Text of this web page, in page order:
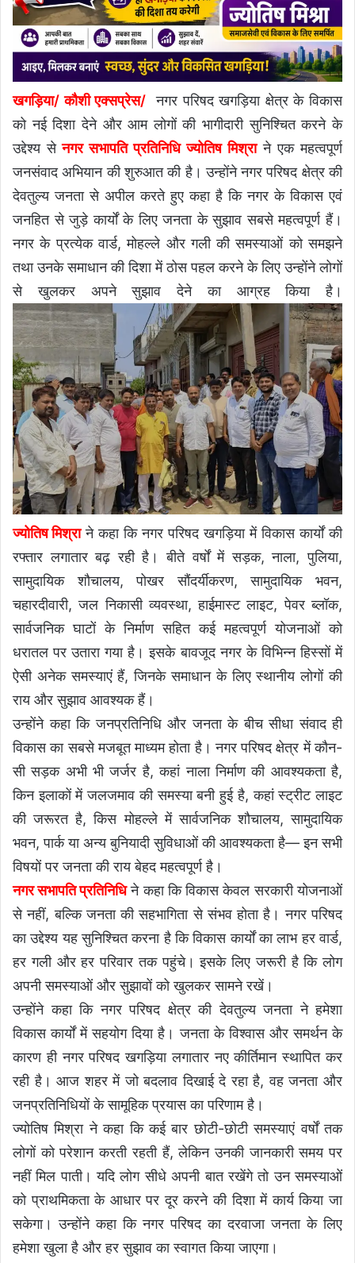
खगड़िया/ कौशी एक्सप्रेस/ नगर परिषद खगड़िया क्षेत्र के विकास
को नई दिशा देने और आम लोगों की भागीदारी सुनिश्चित करने के
उद्देश्य सेनगर सभापति प्रतिनिधि ज्योतिष मिश्राने एक महत्वपूर्ण
जनसंवाद अभियान की शुरुआत की है। उन्होंने नगर परिषद क्षेत्र की
देवतुल्य जनता से अपील करते हुए कहा है कि नगर के विकास एवं
जनहित से जुड़े कार्यों के लिए जनता के सुझाव सबसे महत्वपूर्ण हैं।
नगर के प्रत्येक वार्ड, मोहल्ले और गली की समस्याओं को समझने
तथा उनके समाधान की दिशा में ठोस पहल करने के लिए उन्होंने लोगों
से खुलकर अपने सुझाव देने का आग्रह किया है।
ज्योतिष मिश्राने कहा कि नगर परिषद खगड़िया में विकास कार्यों की
रफ्तार लगातार बढ़ रही है। बीते वर्षों में सड़क, नाला, पुलिया,
सामुदायिक शौचालय, पोखर सौंदर्यीकरण, सामुदायिक भवन,
चहारदीवारी, जल निकासी व्यवस्था, हाईमास्ट लाइट, पेवर ब्लॉक,
सार्वजनिक घाटों के निर्माण सहित कई महत्वपूर्ण योजनाओं को
धरातल पर उतारा गया है। इसके बावजूद नगर के विभिन्न हिस्सों में
ऐसी अनेक समस्याएं हैं, जिनके समाधान के लिए स्थानीय लोगों की
राय और सुझाव आवश्यक हैं।
उन्होंने कहा कि जनप्रतिनिधि और जनता के बीच सीधा संवाद ही
विकास का सबसे मजबूत माध्यम होता है। नगर परिषद क्षेत्र में कौन-
सी सड़क अभी भी जर्जर है, कहां नाला निर्माण की आवश्यकता है,
किन इलाकों में जलजमाव की समस्या बनी हुई है, कहां स्ट्रीट लाइट
की जरूरत है, किस मोहल्ले में सार्वजनिक शौचालय, सामुदायिक
भवन, पार्क या अन्य बुनियादी सुविधाओं की आवश्यकता है— इन सभी
विषयों पर जनता की राय बेहद महत्वपूर्ण है।
नगर सभापति प्रतिनिधिने कहा कि विकास केवल सरकारी योजनाओं
से नहीं, बल्कि जनता की सहभागिता से संभव होता है। नगर परिषद
का उद्देश्य यह सुनिश्चित करना है कि विकास कार्यों का लाभ हर वार्ड,
हर गली और हर परिवार तक पहुंचे। इसके लिए जरूरी है कि लोग
अपनी समस्याओं और सुझावों को खुलकर सामने रखें।
उन्होंने कहा कि नगर परिषद क्षेत्र की देवतुल्य जनता ने हमेशा
विकास कार्यों में सहयोग दिया है। जनता के विश्वास और समर्थन के
कारण ही नगर परिषद खगड़िया लगातार नए कीर्तिमान स्थापित कर
रही है। आज शहर में जो बदलाव दिखाई दे रहा है, वह जनता और
जनप्रतिनिधियों के सामूहिक प्रयास का परिणाम है।
ज्योतिष मिश्रा ने कहा कि कई बार छोटी-छोटी समस्याएं वर्षों तक
लोगों को परेशान करती रहती हैं, लेकिन उनकी जानकारी समय पर
नहीं मिल पाती। यदि लोग सीधे अपनी बात रखेंगे तो उन समस्याओं
को प्राथमिकता के आधार पर दूर करने की दिशा में कार्य किया जा
सकेगा। उन्होंने कहा कि नगर परिषद का दरवाजा जनता के लिए
हमेशा खुला है और हर सुझाव का स्वागत किया जाएगा।